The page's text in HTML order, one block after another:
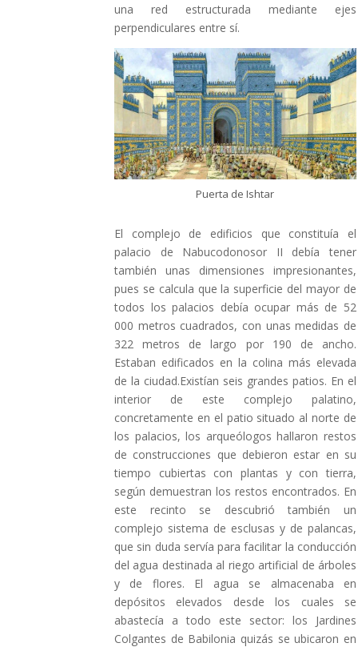
una red estructurada mediante ejes
perpendiculares entre sí.
Puerta de Ishtar
El complejo de edificios que constituía el
palacio de Nabucodonosor II debía tener
también unas dimensiones impresionantes,
pues se calcula que la superficie del mayor de
todos los palacios debía ocupar más de 52
000 metros cuadrados, con unas medidas de
322 metros de largo por 190 de ancho.
Estaban edificados en la colina más elevada
de la ciudad.Existían seis grandes patios. En el
interior de este complejo palatino,
concretamente en el patio situado al norte de
los palacios, los arqueólogos hallaron restos
de construcciones que debieron estar en su
tiempo cubiertas con plantas y con tierra,
según demuestran los restos encontrados. En
este recinto se descubrió también un
complejo sistema de esclusas y de palancas,
que sin duda servía para facilitar la conducción
del agua destinada al riego artificial de árboles
y de flores. El agua se almacenaba en
depósitos elevados desde los cuales se
abastecía a todo este sector: los Jardines
Colgantes de Babilonia quizás se ubicaron en